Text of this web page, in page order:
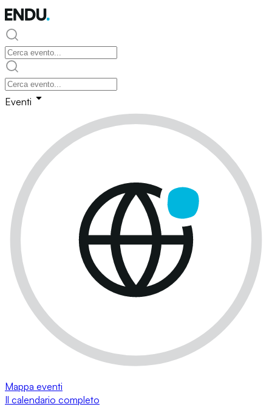
Eventi
Mappa eventi
Il calendario completo